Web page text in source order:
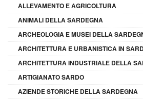
ALLEVAMENTO E AGRICOLTURA
ANIMALI DELLA SARDEGNA
ARCHEOLOGIA E MUSEI DELLA
ARCHITETTURA E URBANISTICA IN
ARCHITETTURA INDUSTRIALE DELLA
ARTIGIANATO SARDO
AZIENDE STORICHE DELLA SARDEGNA